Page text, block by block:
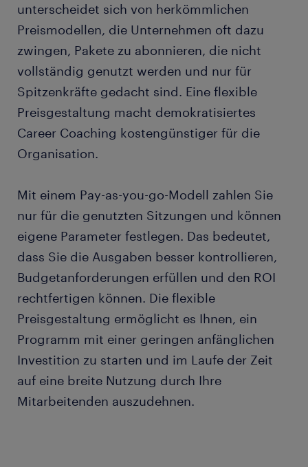
unterscheidet sich von herkömmlichen
Preismodellen, die Unternehmen oft dazu
zwingen, Pakete zu abonnieren, die nicht
vollständig genutzt werden und nur für
Spitzenkräfte gedacht sind. Eine flexible
Preisgestaltung macht demokratisiertes
Career Coaching kostengünstiger für die
Organisation.
Mit einem Pay-as-you-go-Modell zahlen Sie
nur für die genutzten Sitzungen und können
eigene Parameter festlegen. Das bedeutet,
dass Sie die Ausgaben besser kontrollieren,
Budgetanforderungen erfüllen und den ROI
rechtfertigen können. Die flexible
Preisgestaltung ermöglicht es Ihnen, ein
Programm mit einer geringen anfänglichen
Investition zu starten und im Laufe der Zeit
auf eine breite Nutzung durch Ihre
Mitarbeitenden auszudehnen.